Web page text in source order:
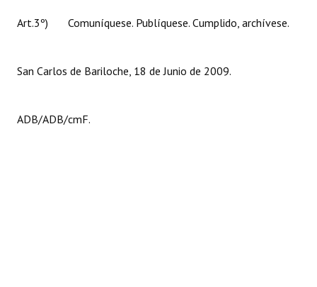
REFORMA DE LA CARTA ORGÁNICA
Art.3º) Comuníquese. Publíquese. Cumplido, archívese.
San Carlos de Bariloche, 18 de Junio de 2009.
ADB/ADB/cmF.